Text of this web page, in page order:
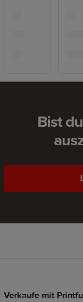
Bist
Fußzeilen-
Verkaufe mit